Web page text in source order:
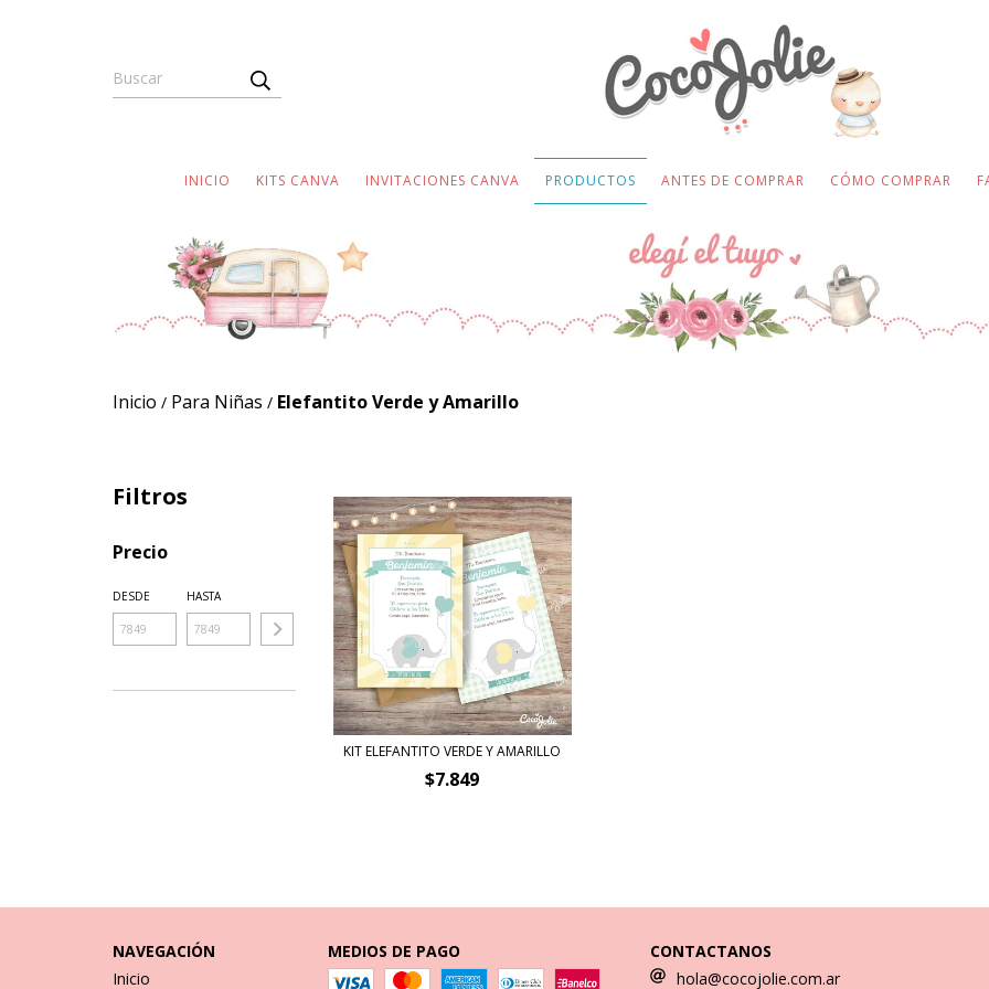
INICIO KITS CANVA INVITACIONES CANVA PRODUCTOS ANTES DE COMPRAR CÓMO COMPRAR
Inicio / Para Niñas / Elefantito Verde y Amarillo
Filtros
Precio
DESDE HASTA
KIT ELEFANTITO VERDE Y AMARILLO
$7.849
NAVEGACIÓN
Inicio
MEDIOS DE PAGO
CONTACTANOS
hola@cocojolie.com.ar